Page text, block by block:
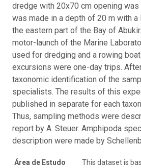
dredge with 20x70 cm opening
was made in a depth of 20 m with a
the eastern part of the Bay of
motor-launch of the Marine
used for dredging and a rowing
excursions were one-day trips.
taxonomic identification of the
specialists. The results of this
published in separate for each
Thus, sampling methods were
report by A. Steuer. Amphipoda
description were made by
Área de Estudo This dataset is